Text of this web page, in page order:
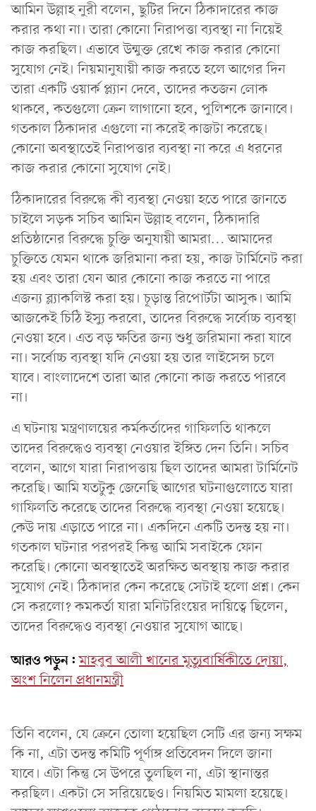
আমিন উল্লাহ নুরী বলেন, ছুটির দিনে ঠিকাদারের কাজ
করার কথা না। তারা কোনো নিরাপত্তা ব্যবস্থা না নিয়েই
কাজ করছিল। এভাবে উন্মুক্ত রেখে কাজ করার কোনো
সুযোগ নেই। নিয়মানুযায়ী কাজ করতে হলে আগের দিন
তারা একটি ওয়ার্ক প্ল্যান দেবে, তাদের কতজন লোক
থাকবে, কতগুলো ক্রেন লাগানো হবে, পুলিশকে জানাবে।
গতকাল ঠিকাদার এগুলো না করেই কাজটা করেছে।
কোনো অবস্থাতেই নিরাপত্তার ব্যবস্থা না করে এ ধরনের
কাজ করার কোনো সুযোগ নেই।
ঠিকাদারের বিরুদ্ধে কী ব্যবস্থা নেওয়া হতে পারে জানতে
চাইলে সড়ক সচিব আমিন উল্লাহ বলেন, ঠিকাদারি
প্রতিষ্ঠানের বিরুদ্ধে চুক্তি অনুযায়ী আমরা… আমাদের
চুক্তিতে যেমন থাকে জরিমানা করা হয়, কাজ টার্মিনেট করা
হয় এবং তারা যেন আর কোনো কাজ করতে না পারে
এজন্য ব্ল্যাকলিস্ট করা হয়। চূড়ান্ত রিপোর্টটা আসুক। আমি
আজকেই চিঠি ইস্যু করবো, তাদের বিরুদ্ধে সর্বোচ্চ ব্যবস্থা
নেওয়া হবে। এত বড় ক্ষতির জন্য শুধু জরিমানা করা যাবে
না। সর্বোচ্চ ব্যবস্থা যদি নেওয়া হয় তার লাইসেন্স চলে
যাবে। বাংলাদেশে তারা আর কোনো কাজ করতে পারবে
না।
এ ঘটনায় মন্ত্রণালয়ের কর্মকর্তাদের গাফিলতি থাকলে
তাদের বিরুদ্ধেও ব্যবস্থা নেওয়ার ইঙ্গিত দেন তিনি। সচিব
বলেন, আগে যারা নিরাপত্তায় ছিল তাদের আমরা টার্মিনেট
করেছি। আমি যতটুকু জেনেছি আগের ঘটনাগুলোতে যারা
গাফিলতি করেছে তাদের বিরুদ্ধে ব্যবস্থা নেওয়া হয়েছে।
কেউ দায় এড়াতে পারে না। একদিনে একটি তদন্ত হয় না।
গতকাল ঘটনার পরপরই কিন্তু আমি সবাইকে ফোন
করেছি। কোনো অবস্থাতেই অরক্ষিত অবস্থায় কাজ করার
সুযোগ নেই। ঠিকাদার কেন করেছে সেটাই হলো প্রশ্ন। কেন
সে করলো? কমকর্তা যারা মনিটরিংয়ের দায়িত্বে ছিলেন,
তাদের বিরুদ্ধেও ব্যবস্থা নেওয়ার সুযোগ আছে।
আরও পড়ুন: মাহবুব আলী খানের মৃত্যুবার্ষিকীতে দোয়া,
অংশ নিলেন প্রধানমন্ত্রী
তিনি বলেন, যে ক্রেনে তোলা হয়েছিল সেটি এর জন্য সক্ষম
কি না, এটা তদন্ত কমিটি পূর্ণাঙ্গ প্রতিবেদন দিলে জানা
যাবে। এটা কিন্তু সে উপরে তুলছিল না, এটা স্থানান্তর
করছিল। একটা সে সরিয়েছেও। নিয়মিত মামলা হয়েছে।